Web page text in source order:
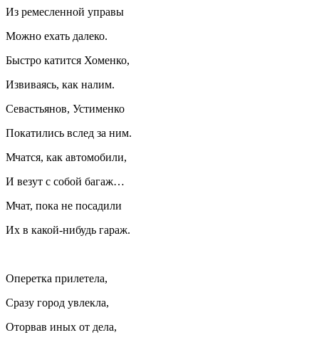
Из ремесленной управы
Можно ехать далеко.
Быстро катится Хоменко,
Извиваясь, как налим.
Севастьянов, Устименко
Покатились вслед за ним.
Мчатся, как автомобили,
И везут с собой багаж…
Мчат, пока не посадили
Их в какой-нибудь гараж.
Оперетка прилетела,
Сразу город увлекла,
Оторвав иных от дела,